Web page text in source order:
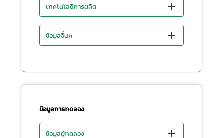
เทคโนโลยีการผลิต
ข้อมูลอื่นๆ
ข้อมูลการทดลอง
ข้อมูลผู้ทดลอง